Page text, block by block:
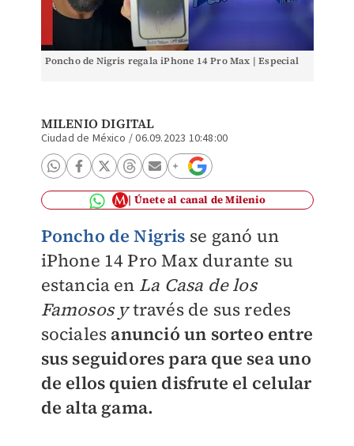
Poncho de Nigris regala iPhone 14 Pro Max | Especial
MILENIO DIGITAL
Ciudad de México /06.09.2023 10:48:00
Únete al canal de Milenio
Poncho de Nigris se ganó un
iPhone 14 Pro Max durante su
estancia en La Casa de los
Famosos ytravés de sus redes
sociales anunció un sorteo entre
sus seguidores para que sea uno
de ellos quien disfrute el celular
de alta gama.